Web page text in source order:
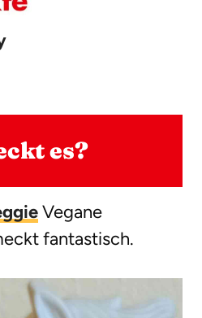
es?
Vegane
fantastisch.